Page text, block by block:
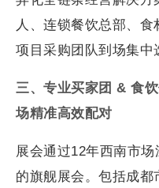
人、连锁餐饮总部、
项目采购团队到场集中
三、专业买家团 & 食
场精准高效配对
展会通过12年西南市
的旗舰展会。包括成都